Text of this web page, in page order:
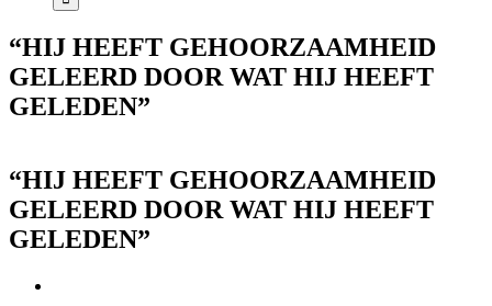
“HIJ HEEFT GEHOORZAAMHEID
GELEERD DOOR WAT HIJ HEEFT
GELEDEN”
“HIJ HEEFT GEHOORZAAMHEID
GELEERD DOOR WAT HIJ HEEFT
GELEDEN”